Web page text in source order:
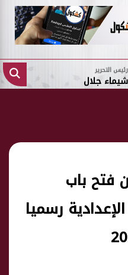
رئيس التحرير
شيماء جلال
فتح باب
رسميا